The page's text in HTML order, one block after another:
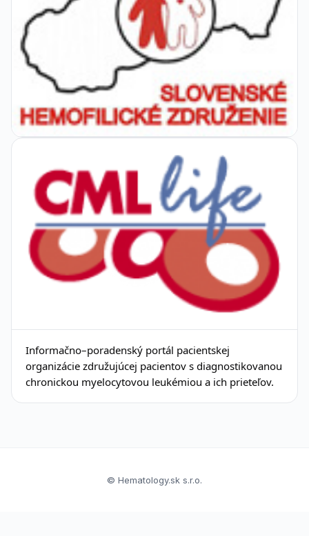
Informačno–poradenský portál pacientskej
organizácie združujúcej pacientov s diagnostikovanou
chronickou myelocytovou leukémiou a ich prieteľov.
© Hematology.sk s.r.o.